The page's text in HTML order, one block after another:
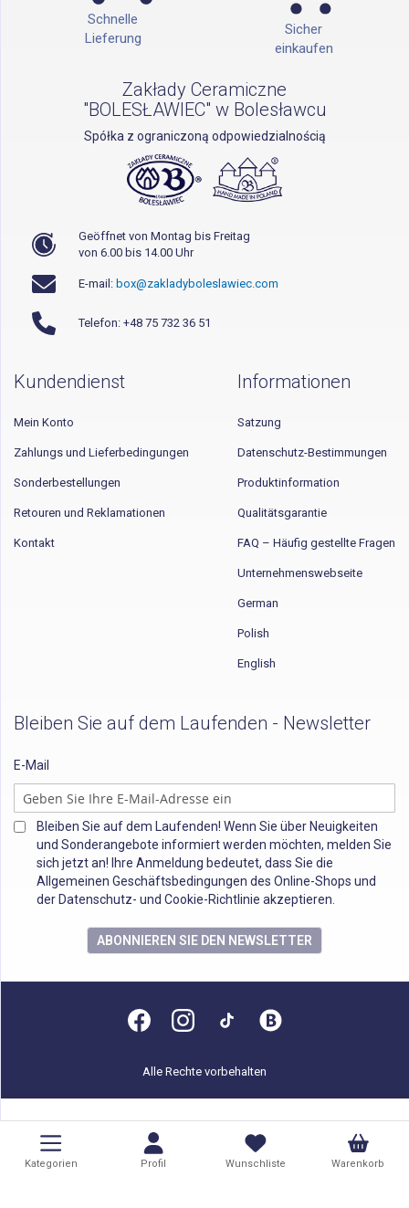
Schnelle
Lieferung
Sicher
einkaufen
Zakłady Ceramiczne
"BOLESŁAWIEC" w Bolesławcu
Spółka z ograniczoną odpowiedzialnością
Geöffnet von Montag bis Freitag
von 6.00 bis 14.00 Uhr
E-mail: box@zakladyboleslawiec.com
Telefon: +48 75 732 36 51
Kundendienst
Mein Konto
Zahlungs und Lieferbedingungen
Sonderbestellungen
Retouren und Reklamationen
Kontakt
Informationen
Satzung
Datenschutz-Bestimmungen
Produktinformation
Qualitätsgarantie
FAQ – Häufig gestellte Fragen
Unternehmenswebseite
German
Polish
English
Bleiben Sie auf dem Laufenden - Newsletter
E-Mail
Bleiben Sie auf dem Laufenden! Wenn Sie über Neuigkeiten
und Sonderangebote informiert werden möchten, melden Sie
sich jetzt an! Ihre Anmeldung bedeutet, dass Sie die
Allgemeinen Geschäftsbedingungen des Online-Shops und
der Datenschutz- und Cookie-Richtlinie akzeptieren.
ABONNIEREN SIE DEN NEWSLETTER
Kategorien Profil Wunschliste Warenkorb
Alle Rechte vorbehalten